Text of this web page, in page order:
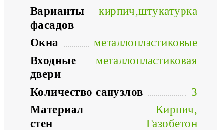
Варианты
фасадов
кирпич,штукатурка
Окна
металлопластиковые
Входные
двери
металлопластиковая
Количество санузлов
3
Материал
стен
Кирпич,
Газобетон